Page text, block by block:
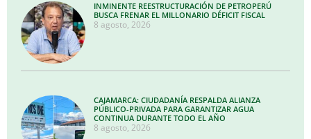
INMINENTE REESTRUCTURACIÓN DE PETROPERÚ
BUSCA FRENAR EL MILLONARIO DÉFICIT FISCAL
8 agosto, 2026
CAJAMARCA: CIUDADANÍA RESPALDA ALIANZA
PÚBLICO-PRIVADA PARA GARANTIZAR AGUA
CONTINUA DURANTE TODO EL AÑO
8 agosto, 2026